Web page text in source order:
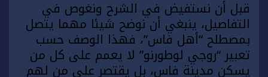
قبل أن نستفيض في الشرح ونغوص في
التفاصيل، ينبغي أن نوضح شيئا مهما يتصل
بمصطلح “أهل فاس”، فهذا الوصف حسب
تعبير “روجي لوطورنو” لا يعمم على كل من
يسكن مدينة فاس، بل يقتصر على من لهم